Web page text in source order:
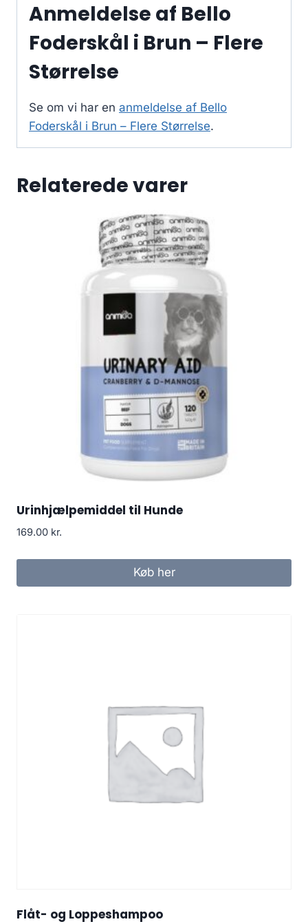
Anmeldelse af Bello
Foderskål i Brun – Flere
Størrelse
Se om vi har en anmeldelse af Bello
Foderskål i Brun – Flere Størrelse.
Relaterede varer
Urinhjælpemiddel til Hunde
169.00 kr.
Køb her
Flåt- og Loppeshampoo